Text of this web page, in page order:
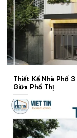
Thiết Kế Nhà Phố 3
Giữa Phố Thị